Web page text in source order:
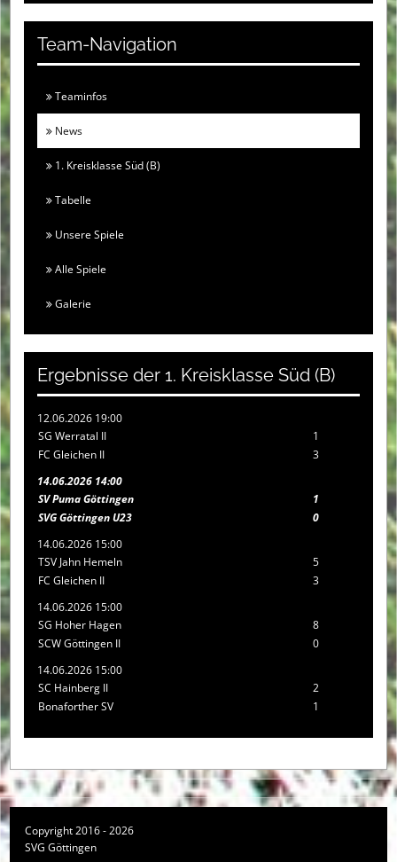
Team-Navigation
Teaminfos
News
1. Kreisklasse Süd (B)
Tabelle
Unsere Spiele
Alle Spiele
Galerie
Ergebnisse der 1. Kreisklasse Süd (B)
12.06.2026 19:00
SG Werratal II
1
FC Gleichen II
3
14.06.2026 14:00
SV Puma Göttingen
1
SVG Göttingen U23
0
14.06.2026 15:00
TSV Jahn Hemeln
5
FC Gleichen II
3
14.06.2026 15:00
SG Hoher Hagen
8
SCW Göttingen II
0
14.06.2026 15:00
SC Hainberg II
2
Bonaforther SV
1
Copyright 2016 - 2026
SVG Göttingen